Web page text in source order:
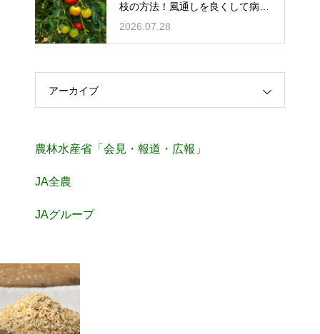
枝の方法！風通しを良くして病気
を予防
2026.07.28
アーカイブ
農林水産省「会見・報道・広報」
JA全農
JAグループ